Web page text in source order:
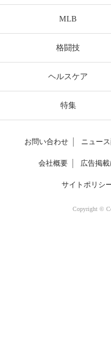
MLB
格闘技
ヘルスケア
特集
お問い合わせ ニュー
会社概要 広告掲
サイトポリシ
Copyright ©